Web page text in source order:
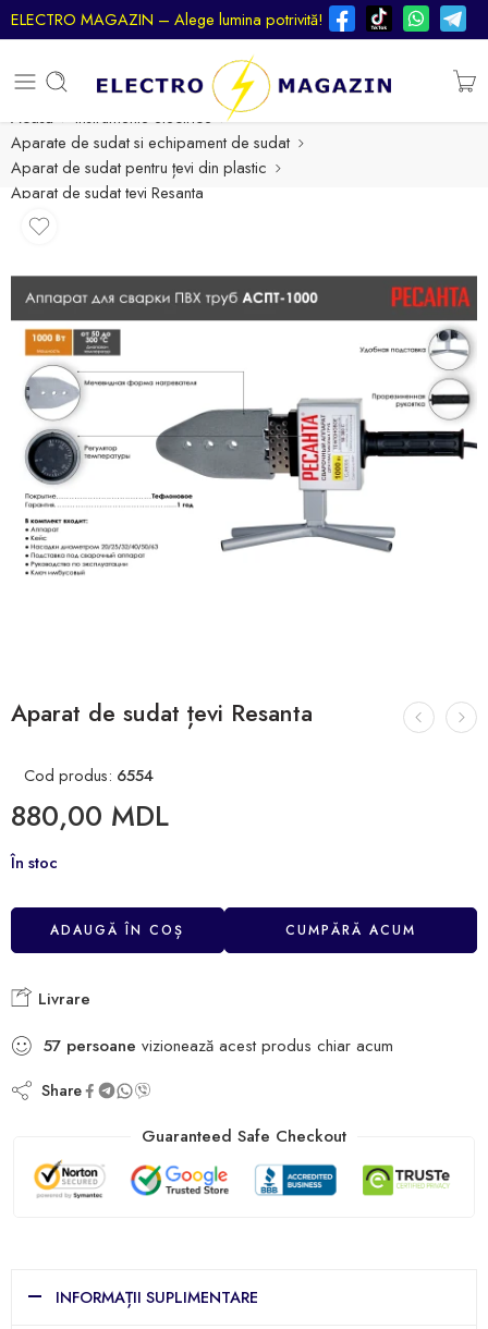
ELECTRO MAGAZIN – Alege lumina potrivită!
Acasă
Instrumente electrice
Aparate de sudat si echipament de sudat
Aparat de sudat pentru țevi din plastic
Aparat de sudat țevi Resanta
Aparat de sudat țevi Resanta
Cod produs: 6554
880,00 MDL
În stoc
ADAUGĂ ÎN COȘ CUMPĂRĂ ACUM
Livrare
57 persoane vizionează acest produs chiar acum
Share
Guaranteed Safe Checkout
INFORMAȚII SUPLIMENTARE